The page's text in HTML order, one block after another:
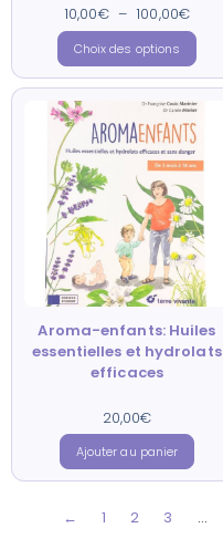
10,00€ – 100,00€
Choix des options
Aroma-enfants: Huiles
essentielles et hydrolats
efficaces
Note
5.00
sur 5
20,00€
Ajouter au panier
← 1 2 3 …